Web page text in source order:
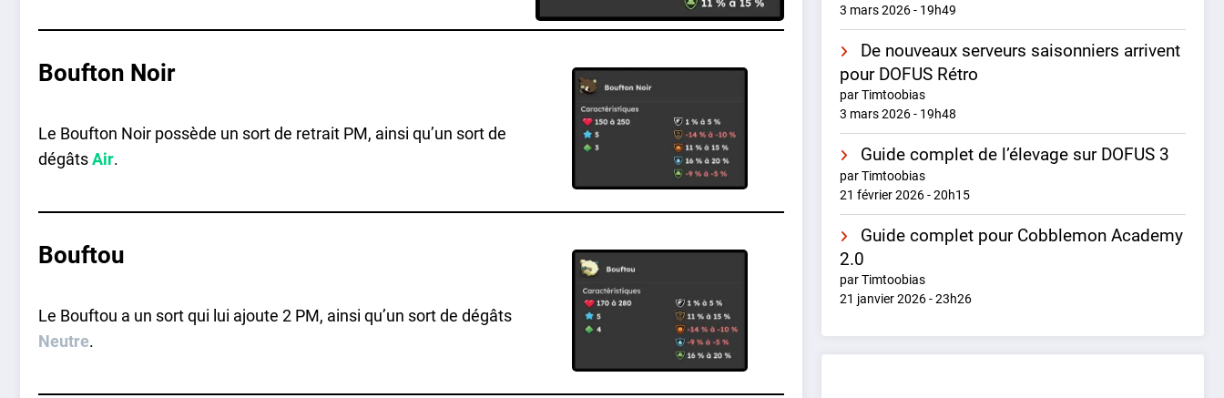
Boufton Noir
Le Boufton Noir possède un sort de retrait PM, ainsi qu’un sort de
dégâtsAir.
Bouftou
Le Bouftou a un sort qui lui ajoute 2 PM, ainsi qu’un sort de dégâts
Neutre.
3 mars 2026 - 19h49
De nouveaux serveurs saisonniers arrivent
pour DOFUS Rétro
par Timtoobias
3 mars 2026 - 19h48
Guide complet de l’élevage sur DOFUS 3
par Timtoobias
21 février 2026 - 20h15
Guide complet pour Cobblemon Academy
2.0
par Timtoobias
21 janvier 2026 - 23h26